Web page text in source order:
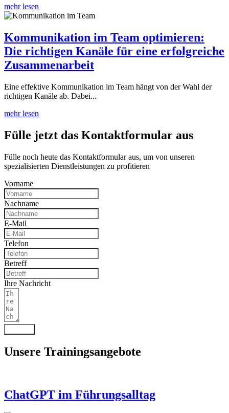
mehr lesen
Kommunikation im Team optimieren:
Die richtigen Kanäle für eine erfolgreiche
Zusammenarbeit
Eine effektive Kommunikation im Team hängt von der Wahl der
richtigen Kanäle ab. Dabei...
mehr lesen
Fülle jetzt das Kontakt­formular aus
Fülle noch heute das Kontaktformular aus, um von unseren
spezialisierten Dienstleistungen zu profitieren
Vorname
Nachname
E-Mail
Telefon
Betreff
Ihre Nachricht
Unsere Trainingsangebote
ChatGPT im Führungsalltag